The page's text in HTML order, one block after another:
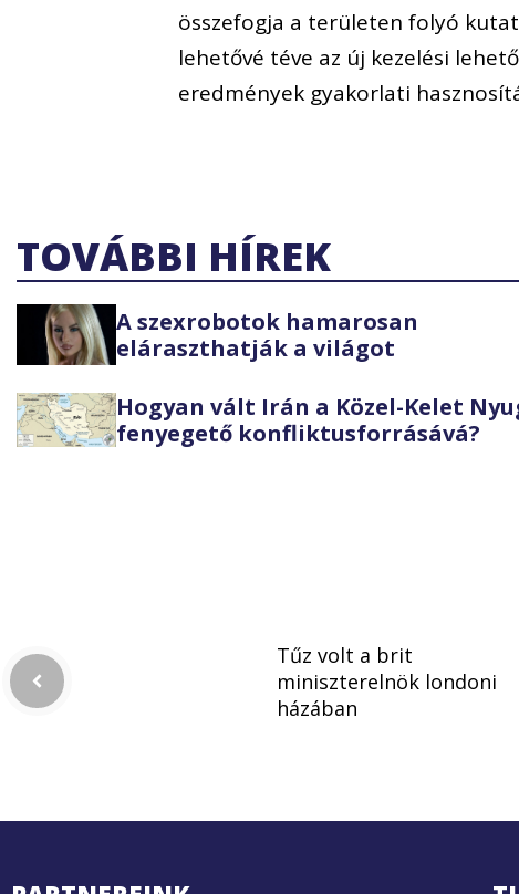
összefogja a területen folyó
lehetővé téve az új kezelési
eredmények gyakorlati
TOVÁBBI HÍREK
A szexrobotok hamarosan
eláraszthatják a világot
Hogyan vált Irán a Közel-Kelet
fenyegető konfliktusforrásává?
Tűz volt a brit
miniszterelnök londoni
házában